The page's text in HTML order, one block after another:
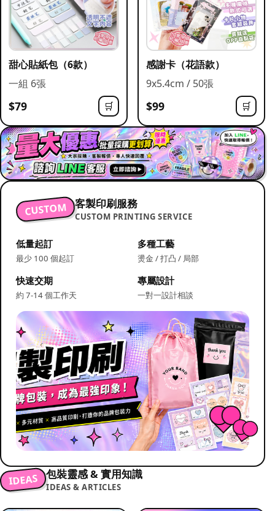
甜心貼紙包（6款）
一組 6張
$79 🛒
感謝卡（花語款）
9x5.4cm / 50張
$99 🛒
CUSTOM 客製印刷服務
CUSTOM PRINTING SERVICE
低量起訂
最少 100 個起訂
多種工藝
燙金 / 打凸 / 局部
快速交期
約 7-14 個工作天
專屬設計
一對一設計相談
IDEAS 包裝靈感 & 實用知識
IDEAS & ARTICLES